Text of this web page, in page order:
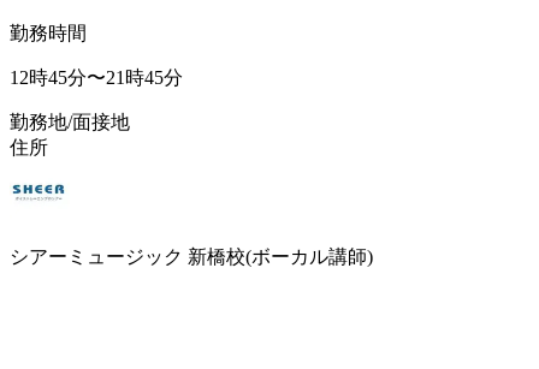
勤務時間
12時45分〜21時45分
勤務地/面接地
住所
シアーミュージック 新橋校(ボーカル講師)